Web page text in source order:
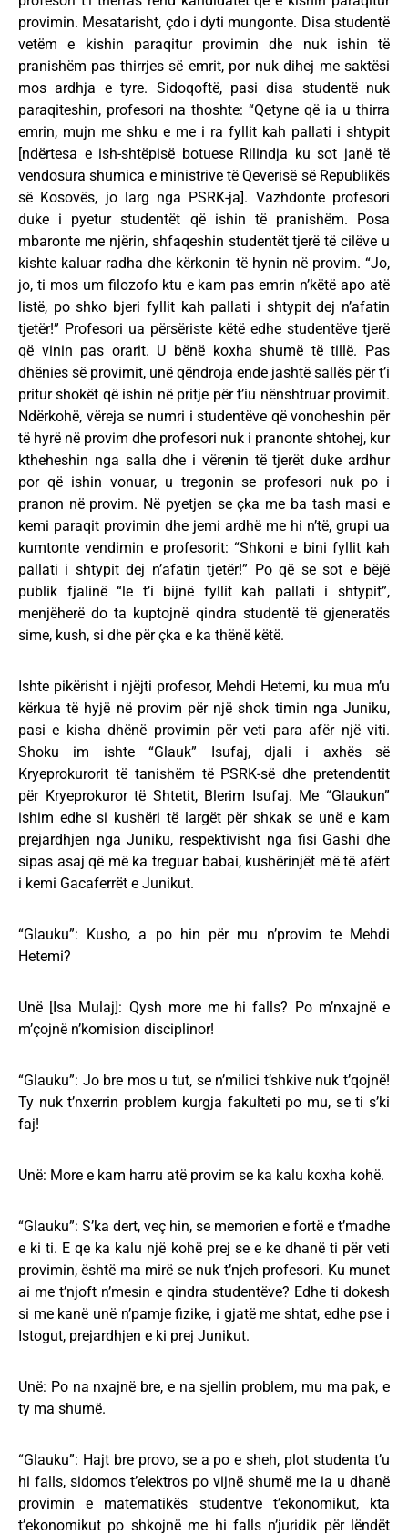
provimin. Mesatarisht, çdo i dyti mungonte. Disa studentë
vetëm e kishin paraqitur provimin dhe nuk ishin të
pranishëm pas thirrjes së emrit, por nuk dihej me saktësi
mos ardhja e tyre. Sidoqoftë, pasi disa studentë nuk
paraqiteshin, profesori na thoshte: “Qetyne që ia u thirra
emrin, mujn me shku e me i ra fyllit kah pallati i shtypit
[ndërtesa e ish-shtëpisë botuese Rilindja ku sot janë të
vendosura shumica e ministrive të Qeverisë së Republikës
së Kosovës, jo larg nga PSRK-ja]. Vazhdonte profesori
duke i pyetur studentët që ishin të pranishëm. Posa
mbaronte me njërin, shfaqeshin studentët tjerë të cilëve u
kishte kaluar radha dhe kërkonin të hynin në provim. “Jo,
jo, ti mos um filozofo ktu e kam pas emrin n’këtë apo atë
listë, po shko bjeri fyllit kah pallati i shtypit dej n’afatin
tjetër!” Profesori ua përsëriste këtë edhe studentëve tjerë
që vinin pas orarit. U bënë koxha shumë të tillë. Pas
dhënies së provimit, unë qëndroja ende jashtë sallës për t’i
pritur shokët që ishin në pritje për t’iu nënshtruar provimit.
Ndërkohë, vëreja se numri i studentëve që vonoheshin për
të hyrë në provim dhe profesori nuk i pranonte shtohej, kur
ktheheshin nga salla dhe i vërenin të tjerët duke ardhur
por që ishin vonuar, u tregonin se profesori nuk po i
pranon në provim. Në pyetjen se çka me ba tash masi e
kemi paraqit provimin dhe jemi ardhë me hi n’të, grupi ua
kumtonte vendimin e profesorit: “Shkoni e bini fyllit kah
pallati i shtypit dej n’afatin tjetër!” Po që se sot e bëjë
publik fjalinë “le t’i bijnë fyllit kah pallati i shtypit”,
menjëherë do ta kuptojnë qindra studentë të gjeneratës
sime, kush, si dhe për çka e ka thënë këtë.
Ishte pikërisht i njëjti profesor, Mehdi Hetemi, ku mua m’u
kërkua të hyjë në provim për një shok timin nga Juniku,
pasi e kisha dhënë provimin për veti para afër një viti.
Shoku im ishte “Glauk” Isufaj, djali i axhës së
Kryeprokurorit të tanishëm të PSRK-së dhe pretendentit
për Kryeprokuror të Shtetit, Blerim Isufaj. Me “Glaukun”
ishim edhe si kushëri të largët për shkak se unë e kam
prejardhjen nga Juniku, respektivisht nga fisi Gashi dhe
sipas asaj që më ka treguar babai, kushërinjët më të afërt
i kemi Gacaferrët e Junikut.
“Glauku”: Kusho, a po hin për mu n’provim te Mehdi
Hetemi?
Unë [Isa Mulaj]: Qysh more me hi falls? Po m’nxajnë e
m’çojnë n’komision disciplinor!
“Glauku”: Jo bre mos u tut, se n’milici t’shkive nuk t’qojnë!
Ty nuk t’nxerrin problem kurgja fakulteti po mu, se ti s’ki
faj!
Unë: More e kam harru atë provim se ka kalu koxha kohë.
“Glauku”: S’ka dert, veç hin, se memorien e fortë e t’madhe
e ki ti. E qe ka kalu një kohë prej se e ke dhanë ti për veti
provimin, është ma mirë se nuk t’njeh profesori. Ku munet
ai me t’njoft n’mesin e qindra studentëve? Edhe ti dokesh
si me kanë unë n’pamje fizike, i gjatë me shtat, edhe pse i
Istogut, prejardhjen e ki prej Junikut.
Unë: Po na nxajnë bre, e na sjellin problem, mu ma pak, e
ty ma shumë.
“Glauku”: Hajt bre provo, se a po e sheh, plot studenta t’u
hi falls, sidomos t’elektros po vijnë shumë me ia u dhanë
provimin e matematikës studentve t’ekonomikut, kta
t’ekonomikut po shkojnë me hi falls n’juridik për lëndët